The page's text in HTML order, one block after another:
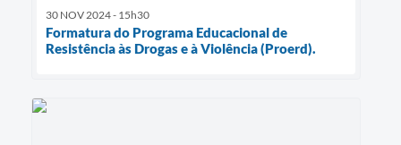
30 NOV 2024 - 15h30
Formatura do Programa Educacional de
Resistência às Drogas e à Violência (Proerd).